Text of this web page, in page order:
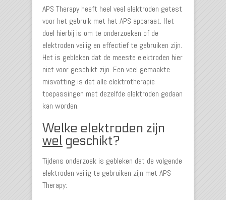
APS Therapy heeft heel veel elektroden getest
voor het gebruik met het APS apparaat. Het
doel hierbij is om te onderzoeken of de
elektroden veilig en effectief te gebruiken zijn.
Het is gebleken dat de meeste elektroden hier
niet voor geschikt zijn. Een veel gemaakte
misvatting is dat alle elektrotherapie
toepassingen met dezelfde elektroden gedaan
kan worden.
Welke elektroden zijn
wel geschikt?
Tijdens onderzoek is gebleken dat de volgende
elektroden veilig te gebruiken zijn met APS
Therapy: